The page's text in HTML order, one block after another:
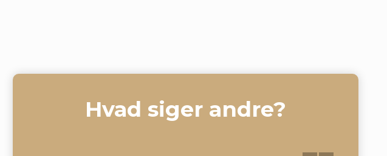
Hvad siger andre?